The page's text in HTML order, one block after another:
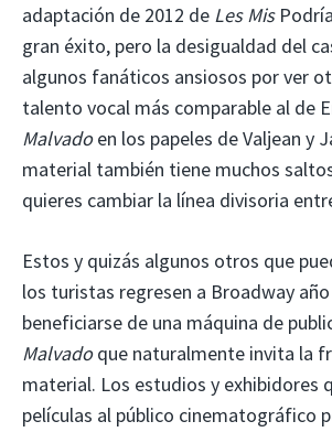
adaptación de 2012 de Les Mis
gran éxito, pero la desigualdad del
algunos fanáticos ansiosos por ver
talento vocal más comparable al de
Malvadoen los papeles de Valjean y
material también tiene muchos
quieres cambiar la línea divisoria
Estos y quizás algunos otros que
los turistas regresen a Broadway
beneficiarse de una máquina de
Malvadoque naturalmente invita la
material. Los estudios y exhibidores
películas al público cinematográfico